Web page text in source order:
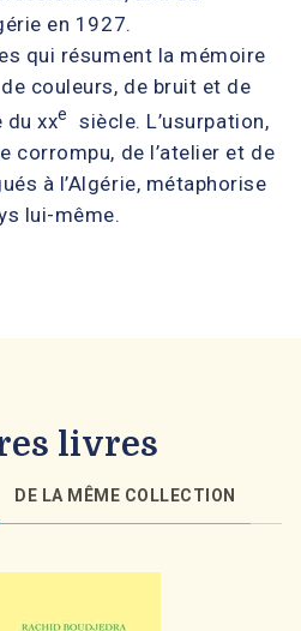
en 1927.
qui résument la mémoire
couleurs, de bruit et de
du xxe
siècle. L’usurpation,
corrompu, de l’atelier et de
à l’Algérie, métaphorise
lui-même.
livres
DE LA MÊME COLLECTION